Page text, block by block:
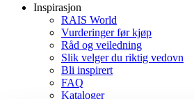
Inspirasjon
RAIS World
Vurderinger før kjøp
Råd og veiledning
Slik velger du riktig vedovn
Bli inspirert
FAQ
Kataloger